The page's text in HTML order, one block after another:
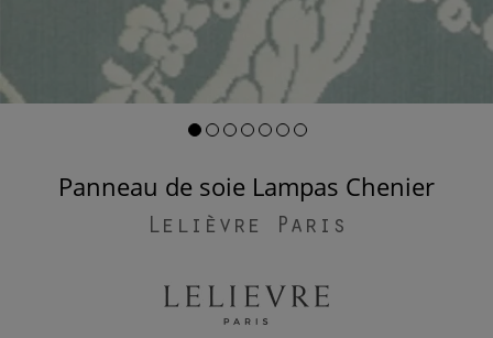
Panneau de soie Lampas Chenier
Lelièvre Paris